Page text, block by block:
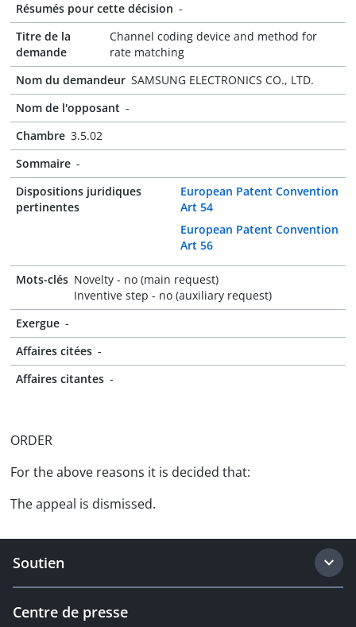
Résumés pour cette décision -
Titre de la
demande
Channel coding device and method for
rate matching
Nom du demandeur SAMSUNG ELECTRONICS CO., LTD.
Nom de l'opposant -
Chambre 3.5.02
Sommaire -
Dispositions juridiques
pertinentes
European Patent Convention
Art 54
European Patent Convention
Art 56
Mots-clés Novelty - no (main request)
Inventive step - no (auxiliary request)
Exergue -
Affaires citées -
Affaires citantes -
ORDER
For the above reasons it is decided that:
The appeal is dismissed.
Soutien
Centre de presse